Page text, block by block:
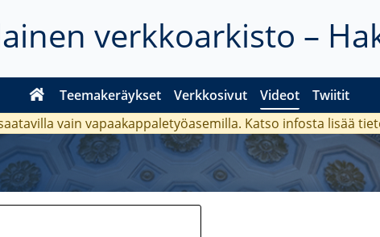
verkkoarkisto –
Teemakeräykset Verkkosivut Videot Twiitit
vain vapaakappaletyöasemilla. Katso infosta lisää